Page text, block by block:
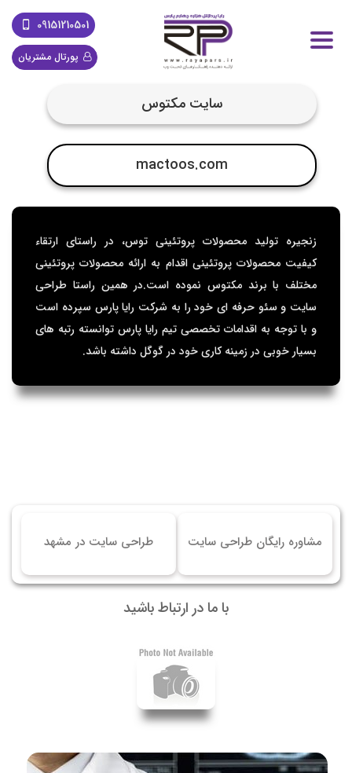
09151210501
پورتال مشتریان
سایت مکتوس
mactoos.com
زنجیره تولید محصولات پروتئینی توس، در راستای ارتقاء
کیفیت محصولات پروتئینی اقدام به ارائه محصولات پروتئینی
مختلف با برند مکتوس نموده است.در همین راستا طراحی
سایت و سئو حرفه ای خود را به شرکت رایا پارس سپرده است
و با توجه به اقدامات تخصصی تیم رایا پارس توانسته رتبه های
بسیار خوبی در زمینه کاری خود در گوگل داشته باشد.
مشاوره رایگان طراحی سایت طراحی سایت در مشهد
با ما در ارتباط باشید